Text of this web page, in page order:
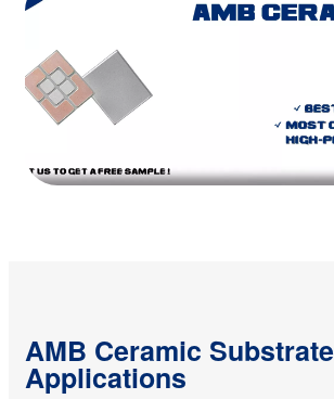
AMB Ceramic Substrate
Applications